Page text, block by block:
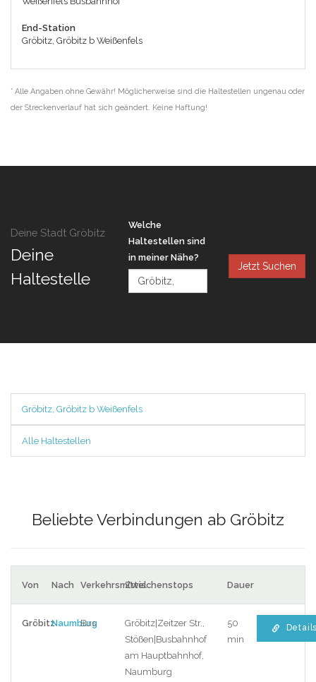
End-Station
Gröbitz, Gröbitz b Weißenfels
* Alle Angaben ohne Gewähr! Möglicherweise sind die Haltestellen ungenau oder
der Streckenverlauf hat sich geändert. Keine Haftung!
Deine Stadt Gröbitz
Deine
Haltestelle
Welche
Haltestellen sind
in meiner Nähe?
Jetzt Suchen
Gröbitz, Gröbitz b Weißenfels
Alle Haltestellen
Beliebte Verbindungen ab Gröbitz
Von Nach VerkehrsmittelZwischenstops Dauer
GröbitzNaumburg
Bus
Gröbitz|Zeitzer Str.,
Stößen|Busbahnhof
am Hauptbahnhof,
Naumburg
50
min